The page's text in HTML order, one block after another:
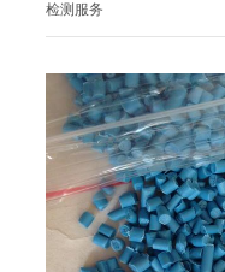
检测服务